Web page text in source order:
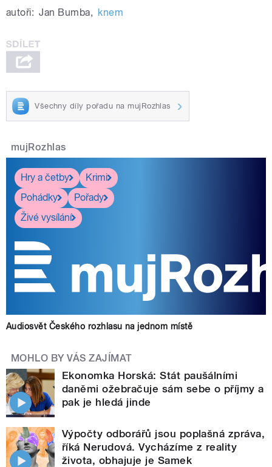
autoři: Jan Bumba, knem
Všechny díly pořadu na mujRozhlas
mujRozhlas
Hry a četby
Krimi
Pohádky
Pořady
Živé vysílání
Audiosvět Českého rozhlasu na jednom místě
MOHLO BY VÁS ZAJÍMAT
Ekonomka Horská: Stát paušálními
daněmi ožebračuje sám sebe o příjmy a
pak je hledá jinde
Výpočty odborářů jsou poplašná zpráva,
říká Nerudová. Vycházíme z reality
života, obhajuje je Samek